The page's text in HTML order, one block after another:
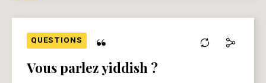
QUESTIONS “
Vous parlez yiddish ?